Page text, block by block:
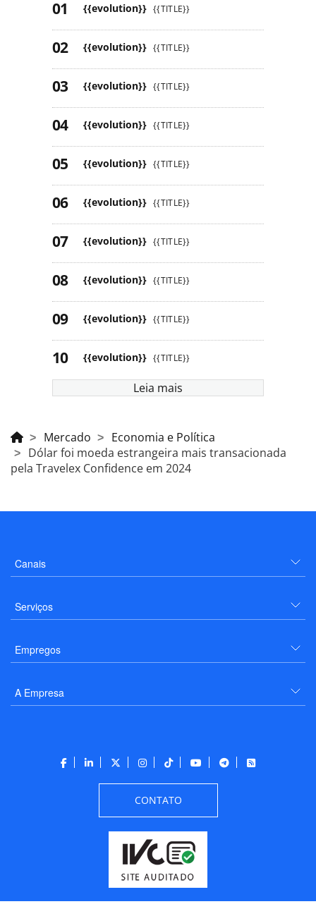
{{evolution}} {{TITLE}}
{{evolution}} {{TITLE}}
{{evolution}} {{TITLE}}
{{evolution}} {{TITLE}}
{{evolution}} {{TITLE}}
{{evolution}} {{TITLE}}
{{evolution}} {{TITLE}}
{{evolution}} {{TITLE}}
{{evolution}} {{TITLE}}
{{evolution}} {{TITLE}}
Leia mais
Mercado
Economia e Política
Dólar foi moeda estrangeira mais transacionada
pela Travelex Confidence em 2024
Canais
Serviços
Empregos
A Empresa
CONTATO